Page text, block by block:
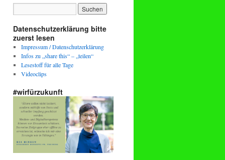
Datenschutzerklärung bitte
zuerst lesen
Impressum / Datenschutzerklärung
Infos zu „share this“ – „teilen“
Lesestoff für alle Tage
Videoclips
#wirfürzukunft